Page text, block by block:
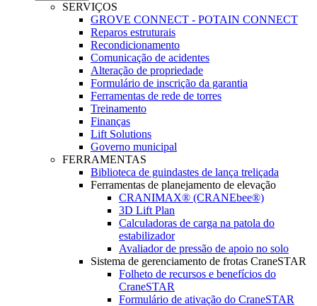
SERVIÇOS
GROVE CONNECT - POTAIN CONNECT
Reparos estruturais
Recondicionamento
Comunicação de acidentes
Alteração de propriedade
Formulário de inscrição da garantia
Ferramentas de rede de torres
Treinamento
Finanças
Lift Solutions
Governo municipal
FERRAMENTAS
Biblioteca de guindastes de lança treliçada
Ferramentas de planejamento de elevação
CRANIMAX® (CRANEbee®)
3D Lift Plan
Calculadoras de carga na patola do
estabilizador
Avaliador de pressão de apoio no solo
Sistema de gerenciamento de frotas CraneSTAR
Folheto de recursos e benefícios do
CraneSTAR
Formulário de ativação do CraneSTAR